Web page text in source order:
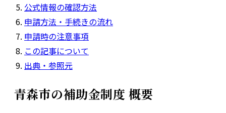
公式情報の確認方法
申請方法・手続きの流れ
申請時の注意事項
この記事について
出典・参照元
青森市の補助金制度 概要